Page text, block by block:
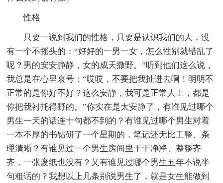
性格
只要一说到我们的性格，只要是认识我们的人，没
有一个不摇头的：“好好的一男一女，怎么性别就错乱了
呢？男的安安静静，女的成天撒野。”听到他们这么说，
我总是在心里哀号：“哎哎，不要把我扯进去啊！明明不
正常的是你好不好？这么安静，我可是正常人士，都是
你把我衬托得野的。”你实在是太安静了，有谁见过哪个
男生一天的话连十句都不到的？有谁见过哪个男生对着
一本不厚的书钻研了一个星期的，笔记还无比工整、条
理清晰？有谁见过一个男生房间里干干净净、整整齐
齐，一张废纸也没有？又有谁见过哪个男生五年不说半
句粗话的？我想以上几条别说男生了，就是女生能做到